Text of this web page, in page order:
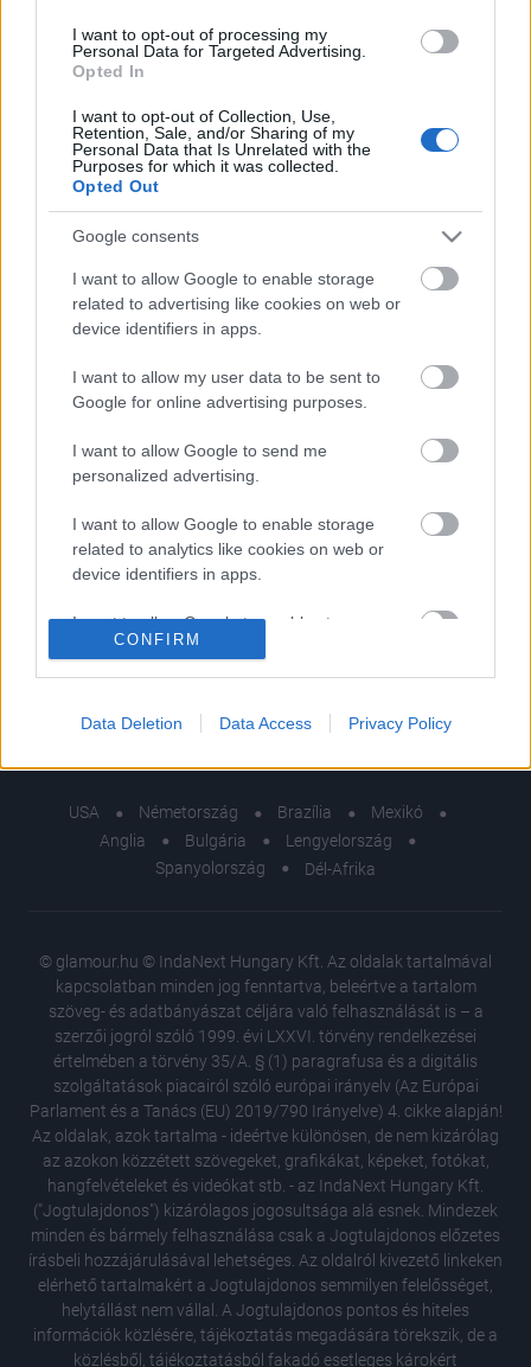
I want to opt-out of processing my
Personal Data for Targeted Advertising.
Opted In
I want to opt-out of Collection, Use,
Retention, Sale, and/or Sharing of my
Personal Data that Is Unrelated with the
Purposes for which it was collected.
Opted Out
Google consents
I want to allow Google to enable storage
related to advertising like cookies on web or
device identifiers in apps.
I want to allow my user data to be sent to
Google for online advertising purposes.
I want to allow Google to send me
personalized advertising.
I want to allow Google to enable storage
related to analytics like cookies on web or
device identifiers in apps.
I want to allow Google to enable storage
related to functionality of the website or app.
related to personalization.
I want to allow Google to enable storage
functionality and fraud prevention, and other
user protection.
CONFIRM
Data Deletion Data Access Privacy Policy
5 isteni ebéd, ami még a fogyást is
segíti
Címke fogyás tippek
Archívum Impresszum
Adatkezelési tájékoztató
Felhasználási feltételek
Akadálymentesítési nyilatkozat
Süti beállítások
USA Németország Brazília
Mexikó
Anglia
Bulgária
Lengyelország
Spanyolország
Dél-Afrika
© glamour.hu © IndaNext Hungary Kft. Az oldalak tartalmával
kapcsolatban minden jog fenntartva, beleértve a tartalom
szöveg- és adatbányászat céljára való felhasználását is – a
szerzői jogról szóló 1999. évi LXXVI. törvény rendelkezései
értelmében a törvény 35/A. § (1) paragrafusa és a digitális
szolgáltatások piacairól szóló európai irányelv (Az Európai
Parlament és a Tanács (EU) 2019/790 Irányelve) 4. cikke alapján!
Az oldalak, azok tartalma - ideértve különösen, de nem kizárólag
az azokon közzétett szövegeket, grafikákat, képeket, fotókat,
hangfelvételeket és videókat stb. - az IndaNext Hungary Kft.
("Jogtulajdonos") kizárólagos jogosultsága alá esnek. Mindezek
minden és bármely felhasználása csak a Jogtulajdonos előzetes
írásbeli hozzájárulásával lehetséges. Az oldalról kivezető linkeken
elérhető tartalmakért a Jogtulajdonos semmilyen felelősséget,
helytállást nem vállal. A Jogtulajdonos pontos és hiteles
információk közlésére, tájékoztatás megadására törekszik, de a
közlésből, tájékoztatásból fakadó esetleges károkért